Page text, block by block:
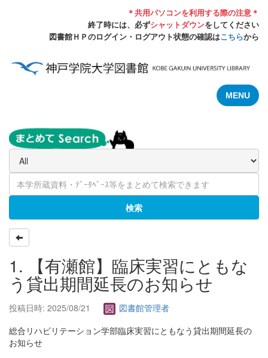
＊共用パソコンを利用する際の注意＊
終了時には、必ずシャットダウンをしてください
図書館ＨＰのログイン・ログアウト状態の確認はこちらから
MENU
検索
1. 【有瀬館】臨床実習にともな
う貸出期間延長のお知らせ
投稿日時: 2025/08/21
図書館管理者
総合リハビリテーション学部臨床実習にともなう貸出期間延長の
お知らせ